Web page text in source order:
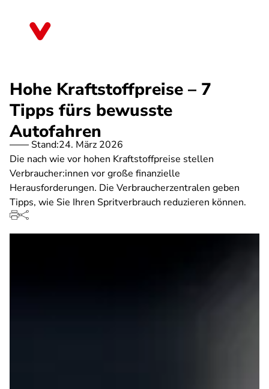
Hohe Kraftstoffpreise – 7
Tipps fürs bewusste
Autofahren
Stand:24. März 2026
Die nach wie vor hohen Kraftstoffpreise stellen
Verbraucher:innen vor große finanzielle
Herausforderungen. Die Verbraucherzentralen geben
Tipps, wie Sie Ihren Spritverbrauch reduzieren können.